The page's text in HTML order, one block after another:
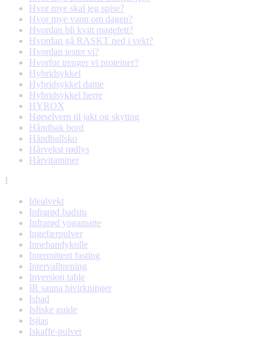
Hvor mye skal jeg spise?
Hvor mye vann om dagen?
Hvordan bli kvitt magefett?
Hvordan gå RASKT ned i vekt?
Hvordan tester vi?
Hvorfor trenger vi proteiner?
Hybridsykkel
Hybridsykkel dame
Hybridsykkel herre
HYROX
Hørselvern til jakt og skyting
Håndbak bord
Håndballsko
Hårvekst rødlys
Hårvitaminer
I
Idealvekt
Infrarød badstu
Infrarød yogamatte
Ingefærpulver
Innebandykolle
Intermittent fasting
Intervalltrening
Inversion table
IR sauna bivirkninger
Isbad
Isfiske guide
Isjias
Iskaffe-pulver